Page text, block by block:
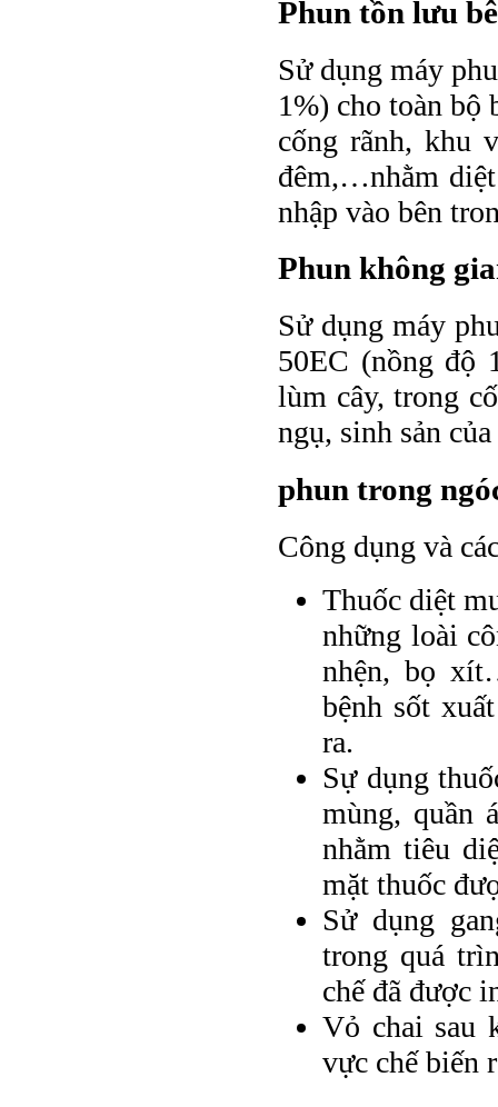
Phun tồn lưu
Sử dụng máy
1%) cho toàn bộ
cống rãnh, khu
đêm,…nhằm
nhập vào bên
Phun không
Sử dụng máy
50EC (nồng độ
lùm cây, trong
ngụ, sinh sản
phun trong
Công dụng và
Thuốc diệt
những loài
nhện, bọ
bệnh sốt
ra.
Sự dụng
mùng, quần
nhằm tiêu
mặt thuốc
Sử dụng
trong quá
chế đã được
Vỏ chai sau
vực chế biến